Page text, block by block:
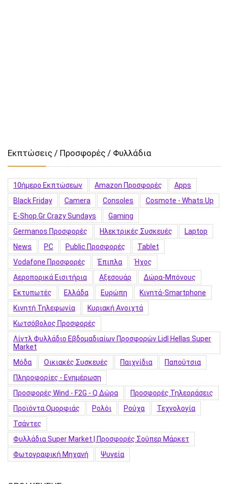
Εκπτώσεις / Προσφορές / Φυλλάδια
10ήμερο Εκπτώσεων Amazon Προσφορές
Apps
Black Friday
Camera Consoles
Cosmote - Whats Up
E-Shop.gr Crazy Sundays
Gaming
Germanos Προσφορές
Hλεκτρικές Συσκευές
Laptop
News
PC Public Προσφορές
Tablet
Vodafone Προσφορές
Έπιπλα
Ήχος
Αεροπορικά Εισιτήρια
Αξεσουάρ
Δώρα-Μπόνους
Εκτυπωτές
Ελλάδα Ευρώπη
Κινητά-Smartphone
Κινητή Τηλεφωνία
Κυριακή Ανοιχτά
Κωτσόβολος Προσφορές
Λίντλ Φυλλάδιο Εβδομαδιαίων Προσφορών Lidl Hellas Super
Market
Μόδα
Οικιακές Συσκευές Παιχνίδια
Παπούτσια
Πληροφορίες - Ενημέρωση
Προσφορές Wind - F2G - Q Δώρα
Προσφορές Τηλεοράσεις
Προϊόντα Ομορφιάς
Ρολόι Ρούχα
Τεχνολογία
Τσάντες
Φυλλάδια Super Market | Προσφορές Σούπερ Μάρκετ
Φωτογραφική Μηχανή
Ψυγεία